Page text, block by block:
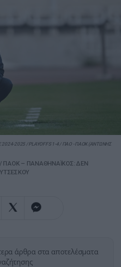
2024-2025 / PLAYOFFS 1-4 / ΠΑΟ - ΠΑΟΚ (ΑΝΤΩΝΗΣ
/ ΠΑΟΚ – ΠΑΝΑΘΗΝΑΪΚΟΣ: ΔΕΝ
άρθρα στα αποτελέσματα